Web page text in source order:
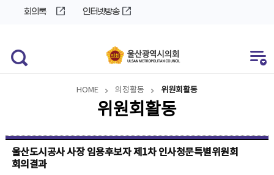
회의록 인터넷방송
HOME 의정활동 위원회활동
위원회활동
울산도시공사 사장 임용후보자 제1차 인사청문특별위원회
회의결과